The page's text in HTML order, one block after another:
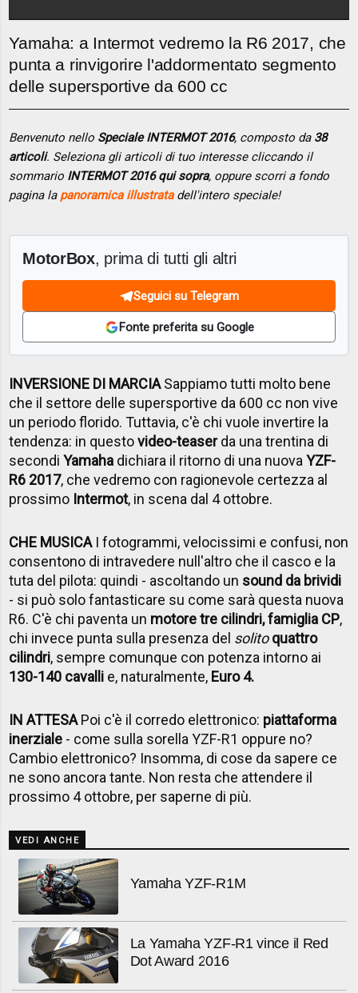
Yamaha: a Intermot vedremo la R6 2017, che
punta a rinvigorire l'addormentato segmento
delle supersportive da 600 cc
Benvenuto nello Speciale INTERMOT 2016, composto da 38
articoli. Seleziona gli articoli di tuo interesse cliccando il
sommario INTERMOT 2016 qui sopra, oppure scorri a fondo
pagina la panoramica illustratadell'intero speciale!
MotorBox, prima di tutti gli altri
Seguici su Telegram
Fonte preferita su Google
INVERSIONE DI MARCIASappiamo tutti molto bene
che il settore delle supersportive da 600 cc non vive
un periodo florido. Tuttavia, c'è chi vuole invertire la
tendenza: in questovideo-teaserda una trentina di
secondiYamaha dichiara il ritorno di una nuovaYZF-
R6 2017, che vedremo con ragionevole certezza al
prossimo Intermot, in scena dal 4 ottobre.
CHE MUSICAI fotogrammi, velocissimi e confusi, non
consentono di intravedere null'altro che il casco e la
tuta del pilota: quindi - ascoltando un sound da brividi
- si può solo fantasticare su come sarà questa nuova
R6. C'è chi paventa un motore tre cilindri, famiglia CP,
chi invece punta sulla presenza del solito quattro
cilindri, sempre comunque con potenza intorno ai
130-140 cavalli e, naturalmente, Euro 4.
IN ATTESAPoi c'è il corredo elettronico: piattaforma
inerziale - come sulla sorella YZF-R1 oppure no?
Cambio elettronico? Insomma, di cose da sapere ce
ne sono ancora tante. Non resta che attendere il
prossimo 4 ottobre, per saperne di più.
VEDI ANCHE
Yamaha YZF-R1M
La Yamaha YZF-R1 vince il Red
Dot Award 2016